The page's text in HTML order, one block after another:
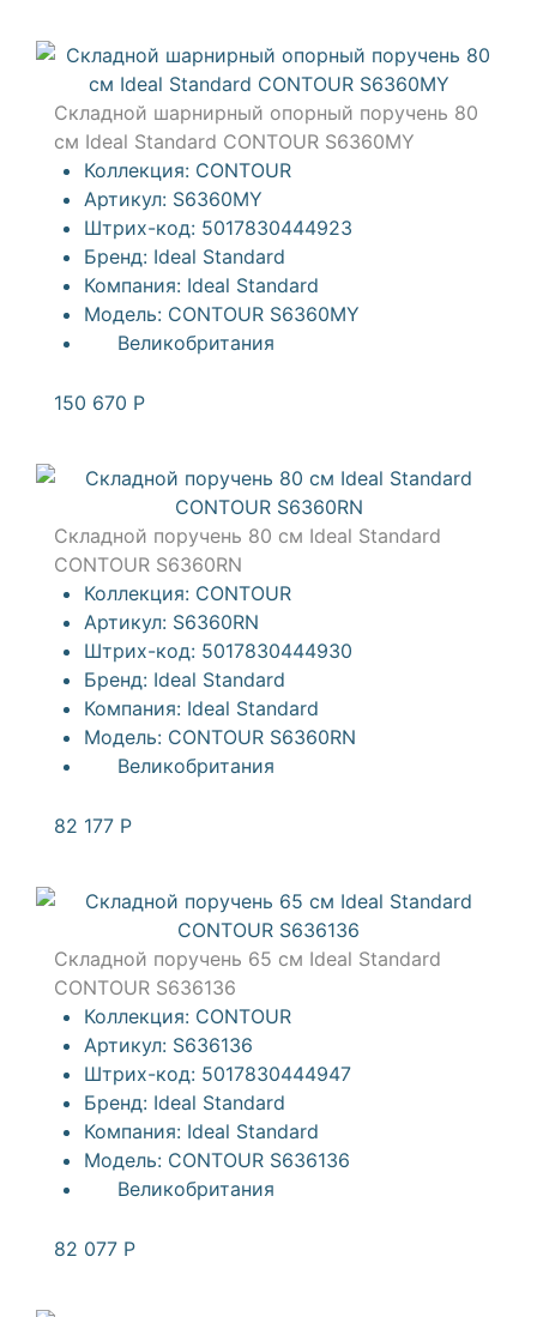
Складной шарнирный опорный поручень 80
см Ideal Standard CONTOUR S6360MY
Коллекция: CONTOUR
Артикул: S6360MY
Штрих-код: 5017830444923
Бренд: Ideal Standard
Компания: Ideal Standard
Модель: CONTOUR S6360MY
Великобритания
150 670 Р
Складной поручень 80 см Ideal Standard
CONTOUR S6360RN
Коллекция: CONTOUR
Артикул: S6360RN
Штрих-код: 5017830444930
Бренд: Ideal Standard
Компания: Ideal Standard
Модель: CONTOUR S6360RN
Великобритания
82 177 Р
Складной поручень 65 см Ideal Standard
CONTOUR S636136
Коллекция: CONTOUR
Артикул: S636136
Штрих-код: 5017830444947
Бренд: Ideal Standard
Компания: Ideal Standard
Модель: CONTOUR S636136
Великобритания
82 077 Р